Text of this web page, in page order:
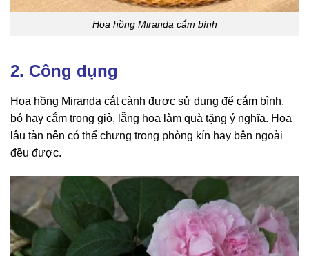
Hoa hồng Miranda cắm bình
2. Công dụng
Hoa hồng Miranda cắt cành được sử dụng để cắm bình,
bó hay cắm trong giỏ, lẵng hoa làm quà tặng ý nghĩa. Hoa
lâu tàn nên có thể chưng trong phòng kín hay bên ngoài
đều được.